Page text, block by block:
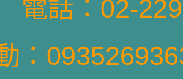
電話：02-
：